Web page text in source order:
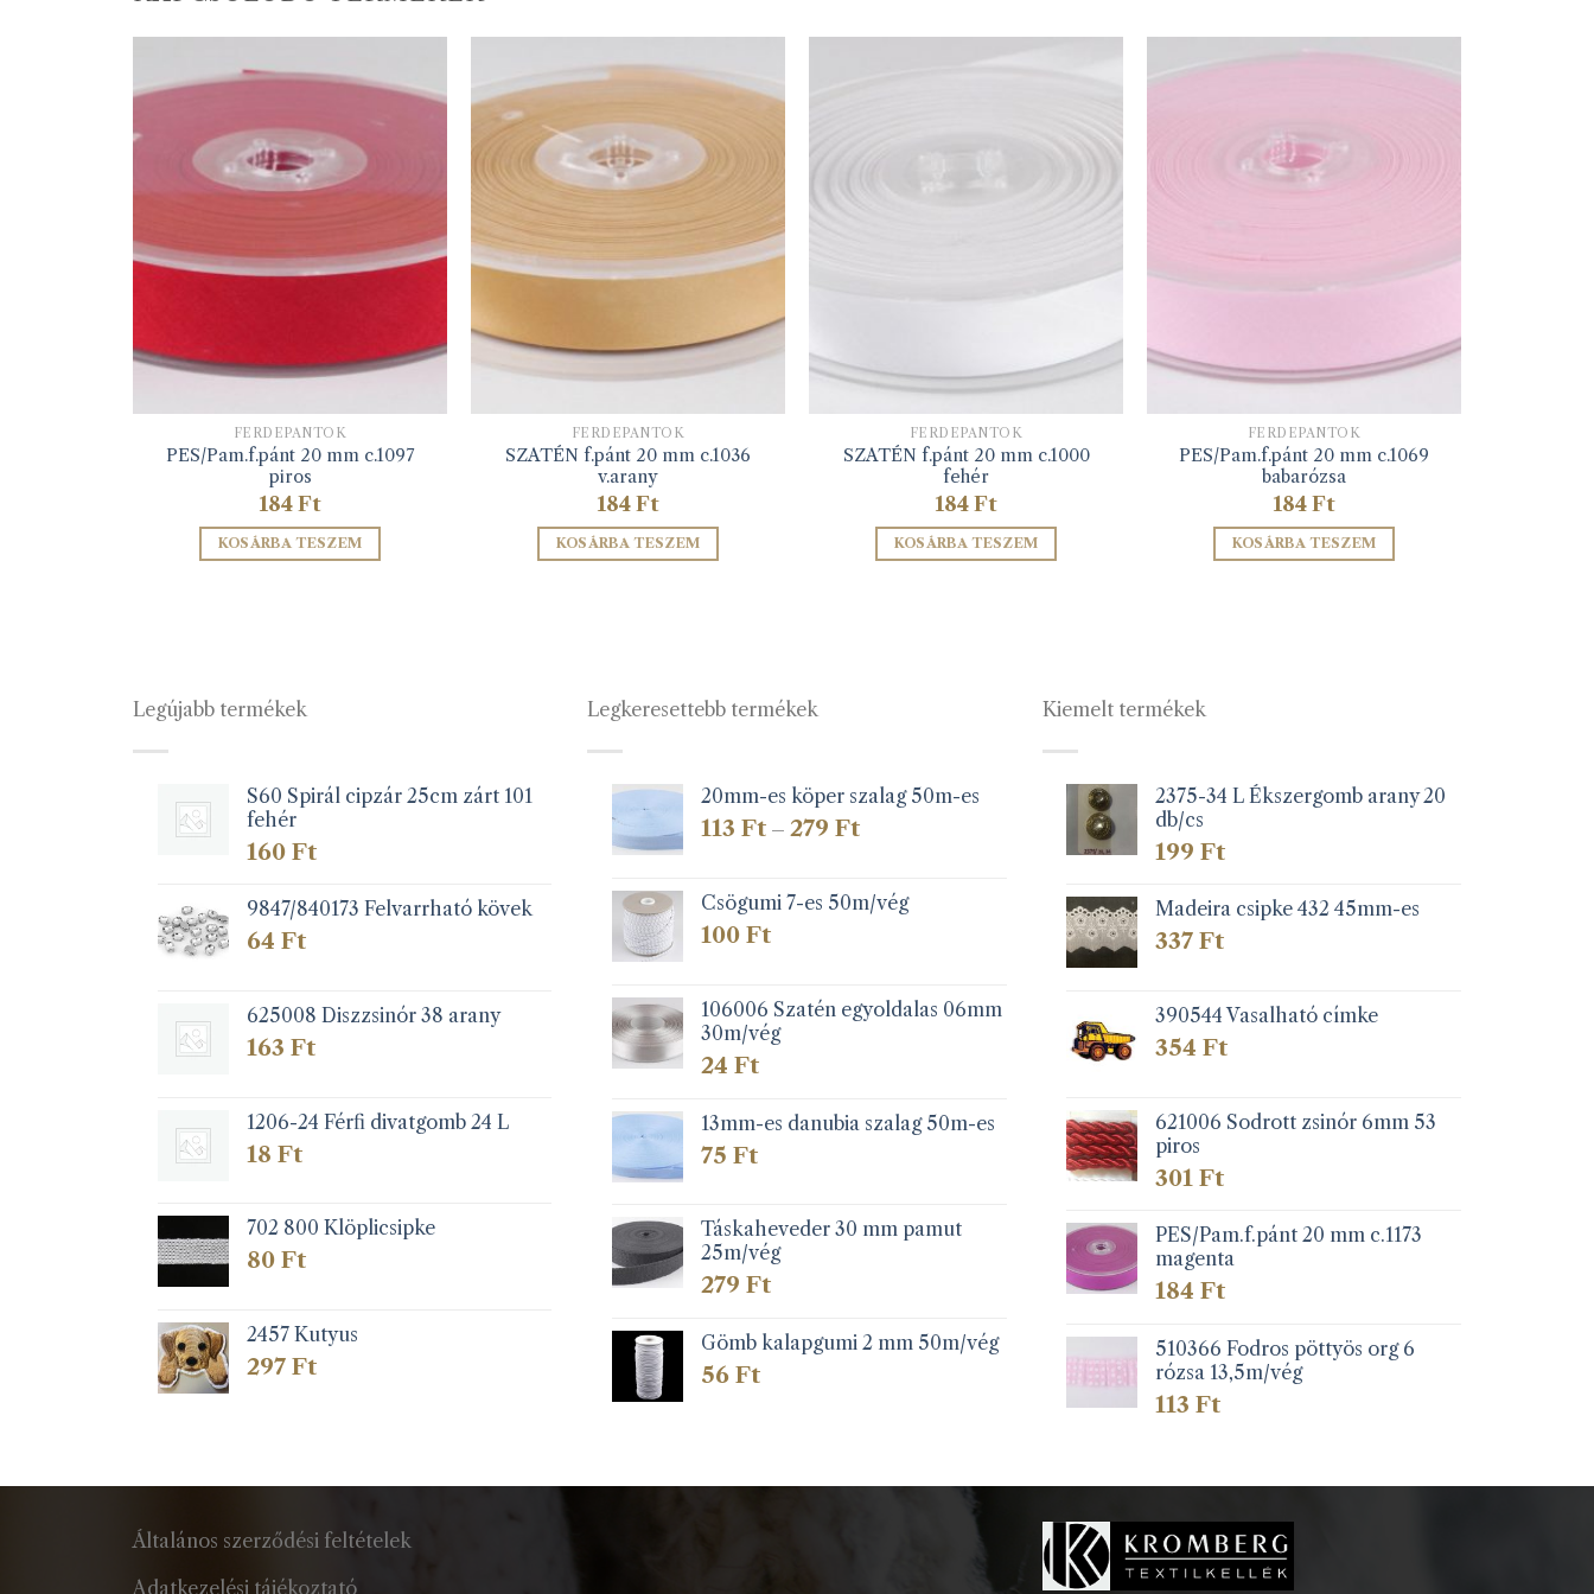
FERDEPÁNTOK
PES/Pam.f.pánt 20 mm c.1097
piros
184Ft
KOSÁRBA TESZEM
FERDEPÁNTOK
SZATÉN f.pánt 20 mm c.1036
v.arany
184Ft
KOSÁRBA TESZEM
FERDEPÁNTOK
SZATÉN f.pánt 20 mm c.1000
fehér
184Ft
KOSÁRBA TESZEM
FERDEPÁNTOK
PES/Pam.f.pánt 20 mm c.1069
babarózsa
184Ft
KOSÁRBA TESZEM
Legújabb termékek
S60 Spirál cipzár 25cm zárt 101
fehér
160 Ft
9847/840173 Felvarrható kövek
64 Ft
625008 Diszzsinór 38 arany
163 Ft
1206-24 Férfi divatgomb 24 L
18 Ft
702 800 Klöplicsipke
80 Ft
2457 Kutyus
297 Ft
Legkeresettebb termékek
20mm-es köper szalag 50m-es
113Ft – 279FtÁrtartomány:
279 Ft
Csögumi 7-es 50m/vég
100Ft
106006 Szatén egyoldalas 06mm
30m/vég
24Ft
13mm-es danubia szalag 50m-es
75Ft
Táskaheveder 30 mm pamut
25m/vég
279Ft
Gömb kalapgumi 2 mm 50m/vég
56Ft
Kiemelt termékek
2375-34 L Ékszergomb arany 20
db/cs
199Ft
Madeira csipke 432 45mm-es
337Ft
390544 Vasalható címke
354Ft
621006 Sodrott zsinór 6mm 53
piros
301Ft
PES/Pam.f.pánt 20 mm c.1173
magenta
184Ft
510366 Fodros pöttyös org 6
rózsa 13,5m/vég
113Ft
Általános szerződési feltételek
Adatkezelési tájékoztató